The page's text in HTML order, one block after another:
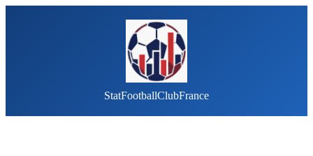
StatFootballClubFrance